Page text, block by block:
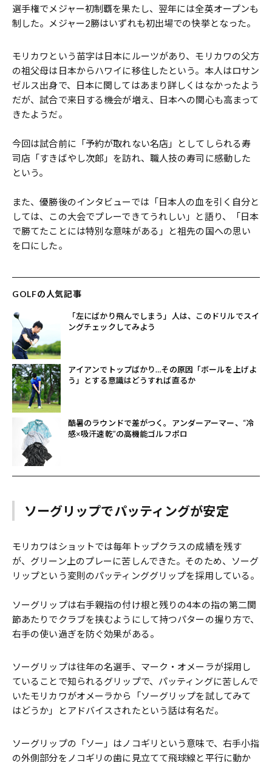
選手権でメジャー初制覇を果たし、翌年には全英オープンも
制した。メジャー2勝はいずれも初出場での快挙となった。
モリカワという苗字は日本にルーツがあり、モリカワの父方
の祖父母は日本からハワイに移住したという。本人はロサン
ゼルス出身で、日本に関してはあまり詳しくはなかったよう
だが、試合で来日する機会が増え、日本への関心も高まって
きたようだ。
今回は試合前に「予約が取れない名店」としてしられる寿
司店「すきばやし次郎」を訪れ、職人技の寿司に感動した
という。
また、優勝後のインタビューでは「日本人の血を引く自分と
しては、この大会でプレーできてうれしい」と語り、「日本
で勝てたことには特別な意味がある」と祖先の国への思い
を口にした。
GOLFの人気記事
「左にばかり飛んでしまう」人は、このドリルでスイ
ングチェックしてみよう
アイアンでトップばかり…その原因「ボールを上げよ
う」とする意識はどうすれば直るか
酷暑のラウンドで差がつく。アンダーアーマー、“冷
感×吸汗速乾”の高機能ゴルフポロ
ソーグリップでパッティングが安定
モリカワはショットでは毎年トップクラスの成績を残す
が、グリーン上のプレーに苦しんできた。そのため、ソーグ
リップという変則のパッティンググリップを採用している。
ソーグリップは右手親指の付け根と残りの4本の指の第二関
節あたりでクラブを挟むようにして持つパターの握り方で、
右手の使い過ぎを防ぐ効果がある。
ソーグリップは往年の名選手、マーク・オメーラが採用し
ていることで知られるグリップで、パッティングに苦しんで
いたモリカワがオメーラから「ソーグリップを試してみて
はどうか」とアドバイスされたという話は有名だ。
ソーグリップの「ソー」はノコギリという意味で、右手小指
の外側部分をノコギリの歯に見立てて飛球線と平行に動か